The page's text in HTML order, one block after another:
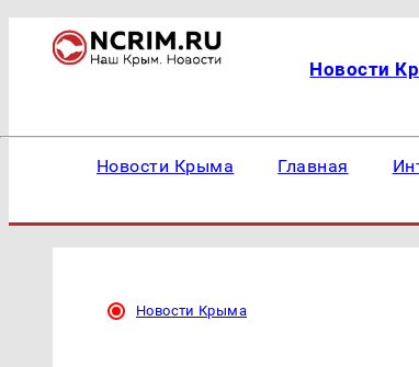
Новости
Новости Крыма Главная
Новости Крыма